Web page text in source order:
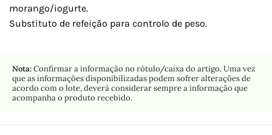
morango/iogurte.
Substituto de refeição para controlo de peso.
Nota:Confirmar a informação no rótulo/caixa do artigo. Uma vez
que as informações disponibilizadas podem sofrer alterações de
acordo com o lote, deverá considerar sempre a informação que
acompanha o produto recebido.